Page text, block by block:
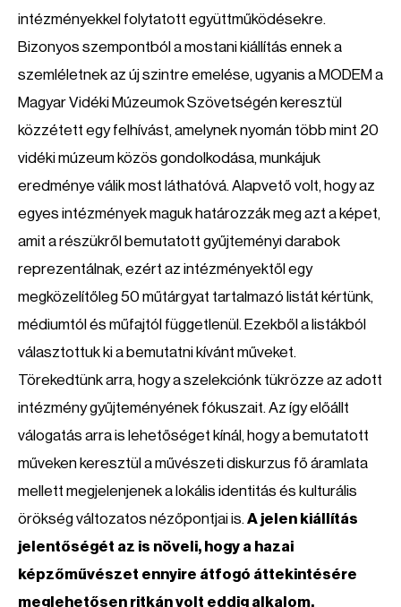
intézményekkel folytatott együttműködésekre.
Bizonyos szempontból a mostani kiállítás ennek a
szemléletnek az új szintre emelése, ugyanis a MODEM a
Magyar Vidéki Múzeumok Szövetségén keresztül
közzétett egy felhívást, amelynek nyomán több mint 20
vidéki múzeum közös gondolkodása, munkájuk
eredménye válik most láthatóvá. Alapvető volt, hogy az
egyes intézmények maguk határozzák meg azt a képet,
amit a részükről bemutatott gyűjteményi darabok
reprezentálnak, ezért az intézményektől egy
megközelítőleg 50 műtárgyat tartalmazó listát kértünk,
médiumtól és műfajtól függetlenül. Ezekből a listákból
választottuk ki a bemutatni kívánt műveket.
Törekedtünk arra, hogy a szelekciónk tükrözze az adott
intézmény gyűjteményének fókuszait. Az így előállt
válogatás arra is lehetőséget kínál, hogy a bemutatott
műveken keresztül a művészeti diskurzus fő áramlata
mellett megjelenjenek a lokális identitás és kulturális
örökség változatos nézőpontjai is. A jelen kiállítás
jelentőségét az is növeli, hogy a hazai
képzőművészet ennyire átfogó áttekintésére
meglehetősen ritkán volt eddig alkalom.